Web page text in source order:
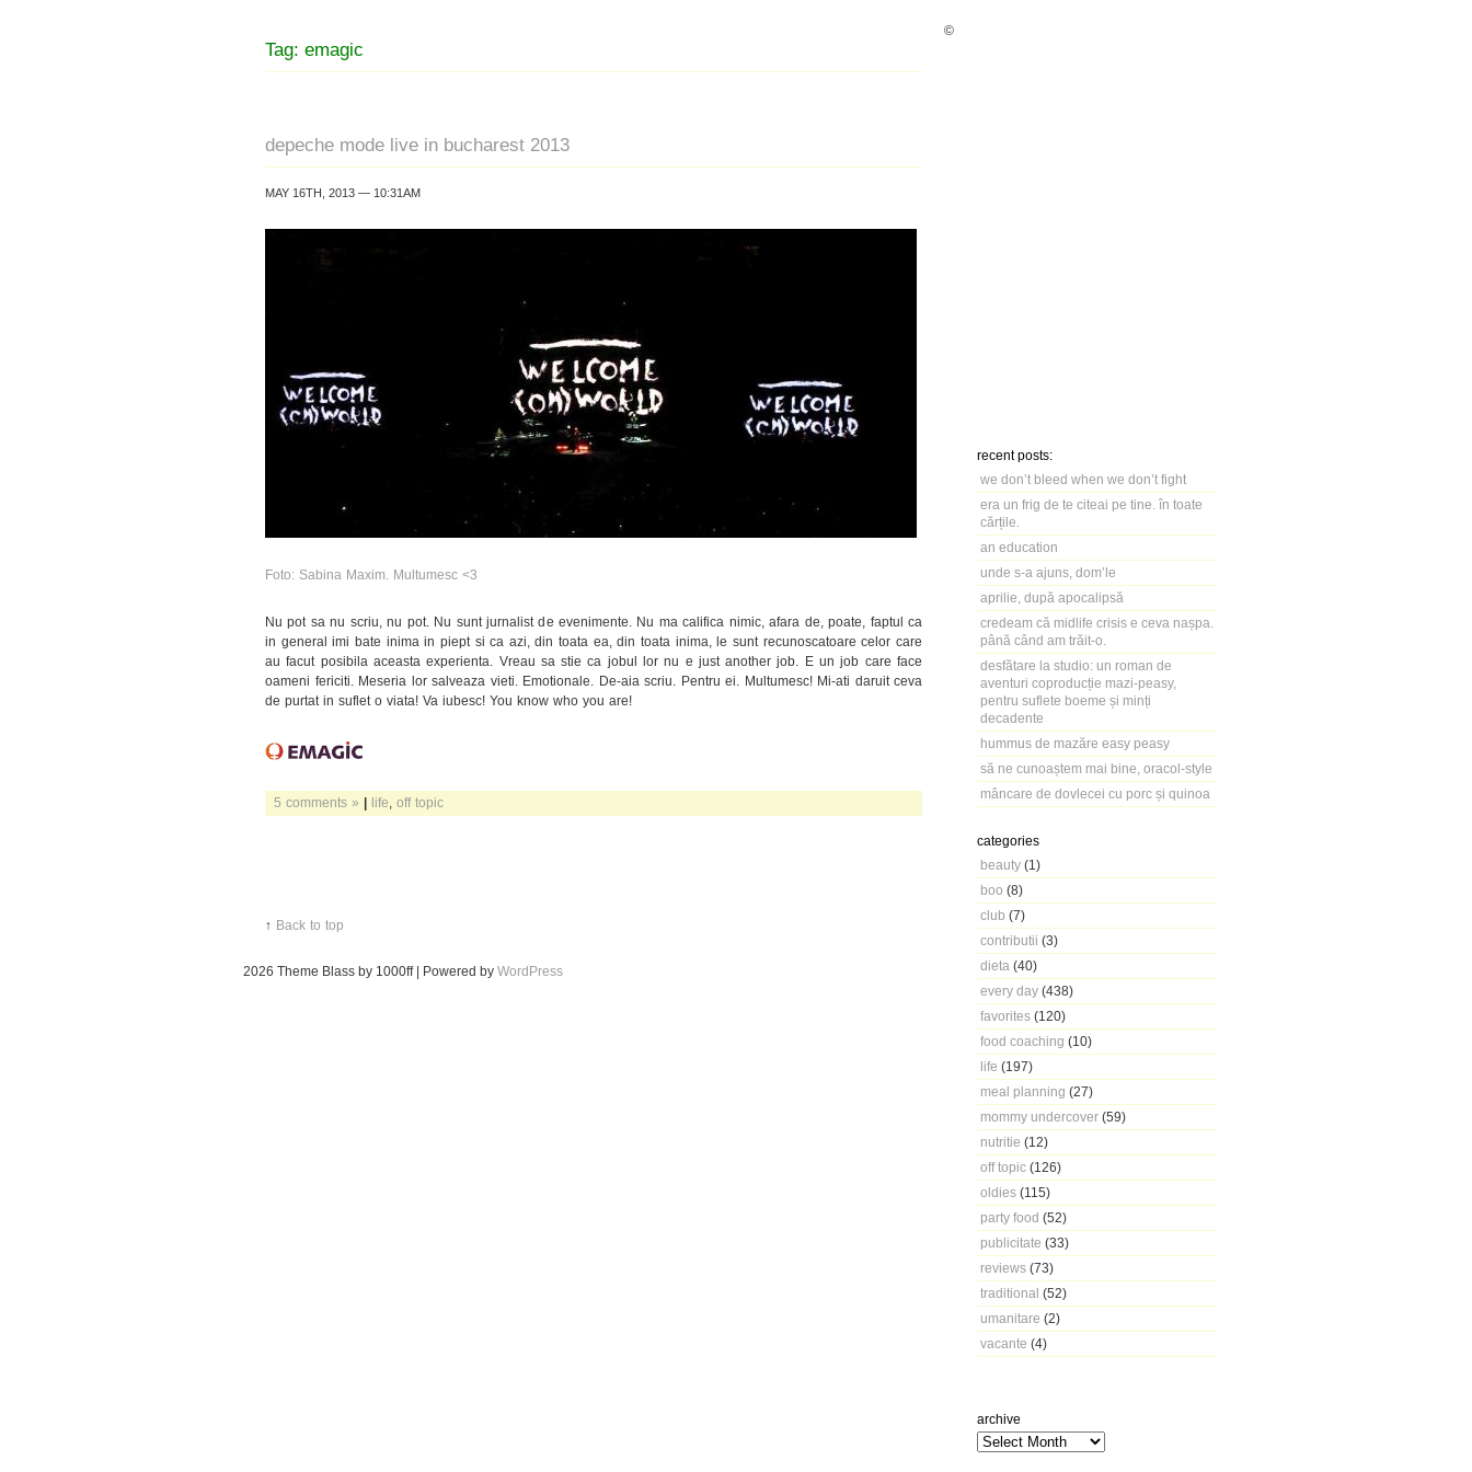
recent posts:
we don’t bleed when we don’t fight
era un frig de te citeai pe tine. în toate
cărțile.
an education
unde s-a ajuns, dom’le
aprilie, după apocalipsă
credeam că midlife crisis e ceva nașpa.
până când am trăit-o.
desfătare la studio: un roman de
aventuri coproducție mazi-peasy,
pentru suflete boeme și minți
decadente
hummus de mazăre easy peasy
să ne cunoaștem mai bine, oracol-style
mâncare de dovlecei cu porc și quinoa
categories
beauty (1)
boo (8)
club (7)
contributii (3)
dieta (40)
every day (438)
favorites (120)
food coaching (10)
life (197)
meal planning (27)
mommy undercover (59)
nutritie (12)
off topic (126)
oldies (115)
party food (52)
publicitate (33)
reviews (73)
traditional (52)
umanitare (2)
vacante (4)
archive
Tag: emagic
depeche mode live in bucharest 2013
MAY 16TH, 2013 — 10:31AM
Foto: Sabina Maxim. Multumesc <3
Nu pot sa nu scriu, nu pot. Nu sunt jurnalist de evenimente. Nu ma califica nimic, afara de, poate, faptul ca
in general imi bate inima in piept si ca azi, din toata ea, din toata inima, le sunt recunoscatoare celor care
au facut posibila aceasta experienta. Vreau sa stie ca jobul lor nu e just another job. E un job care face
oameni fericiti. Meseria lor salveaza vieti. Emotionale. De-aia scriu. Pentru ei. Multumesc! Mi-ati daruit ceva
de purtat in suflet o viata! Va iubesc! You know who you are!
5 comments » | life off topic
↑ Back to top
©
2026 Theme Blass by 1000ff | Powered by WordPress